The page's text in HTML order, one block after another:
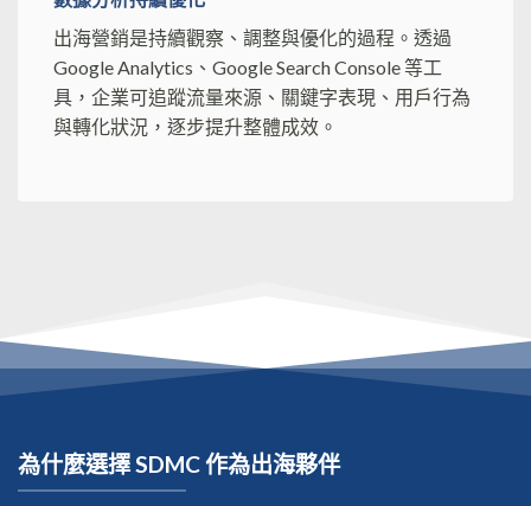
出海營銷是持續觀察、調整與優化的過程。透過
Google Analytics、Google Search Console 等工
具，企業可追蹤流量來源、關鍵字表現、用戶行為
與轉化狀況，逐步提升整體成效。
為什麼選擇 SDMC 作為出海夥伴